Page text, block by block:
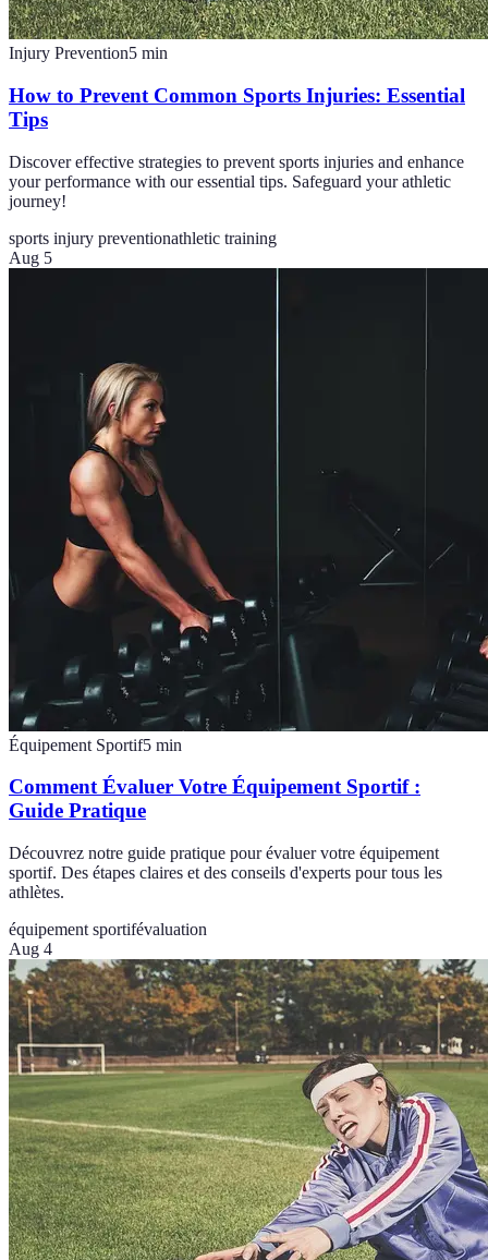
Injury Prevention5 min
How to Prevent Common Sports Injuries: Essential
Tips
Discover effective strategies to prevent sports injuries and enhance
your performance with our essential tips. Safeguard your athletic
journey!
sports injury preventionathletic training
Aug 5
Équipement Sportif5 min
Comment Évaluer Votre Équipement Sportif :
Guide Pratique
Découvrez notre guide pratique pour évaluer votre équipement
sportif. Des étapes claires et des conseils d'experts pour tous les
athlètes.
équipement sportifévaluation
Aug 4